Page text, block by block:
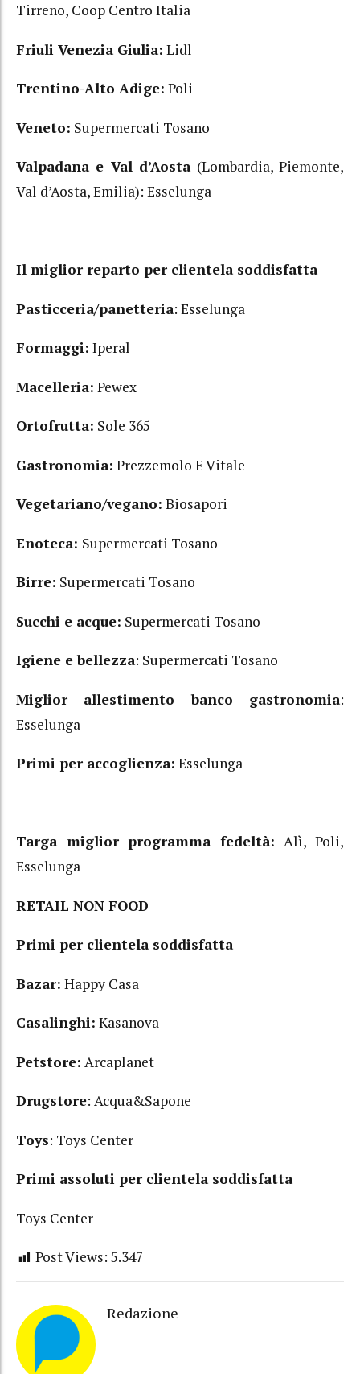
Tirreno, Coop Centro Italia
Friuli Venezia Giulia: Lidl
Trentino-Alto Adige: Poli
Veneto: Supermercati Tosano
Valpadana e Val d’Aosta (Lombardia, Piemonte,
Val d’Aosta, Emilia): Esselunga
Il miglior reparto per clientela soddisfatta
Pasticceria/panetteria: Esselunga
Formaggi: Iperal
Macelleria: Pewex
Ortofrutta: Sole 365
Gastronomia: Prezzemolo E Vitale
Vegetariano/vegano: Biosapori
Enoteca: Supermercati Tosano
Birre: Supermercati Tosano
Succhi e acque: Supermercati Tosano
Igiene e bellezza: Supermercati Tosano
Miglior allestimento banco gastronomia:
Esselunga
Primi per accoglienza: Esselunga
Targa miglior programma fedeltà:Alì, Poli,
Esselunga
RETAIL NON FOOD
Primi per clientela soddisfatta
Bazar: Happy Casa
Casalinghi: Kasanova
Petstore: Arcaplanet
Drugstore: Acqua&Sapone
Toys: Toys Center
Primi assoluti per clientela soddisfatta
Toys Center
Post Views: 5.347
Redazione